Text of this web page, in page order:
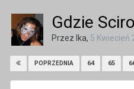
Gdzie
Przez Ika, 5 Kwiecień
POPRZEDNIA 64 65